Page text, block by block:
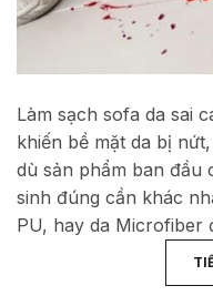
Làm sạch sofa da sai
khiến bề mặt da bị
dù sản phẩm ban đầu
sinh đúng cần khác
PU, hay da Microfiber